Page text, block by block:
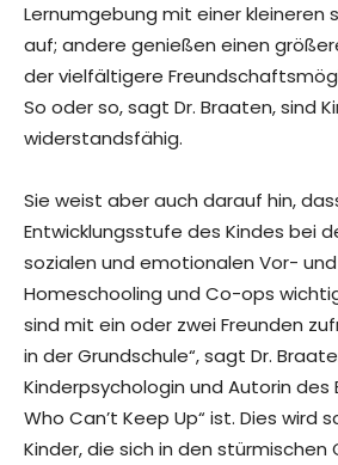
Lernumgebung mit einer kleineren
auf; andere genießen einen
der vielfältigere
So oder so, sagt Dr. Braaten, sind
widerstandsfähig.
Sie weist aber auch darauf hin,
Entwicklungsstufe des Kindes bei
sozialen und emotionalen Vor-
Homeschooling und Co-ops
sind mit ein oder zwei Freunden
in der Grundschule“, sagt Dr.
Kinderpsychologin und Autorin des
Who Can’t Keep Up“ ist. Dies wird
Kinder, die sich in den stürmischen